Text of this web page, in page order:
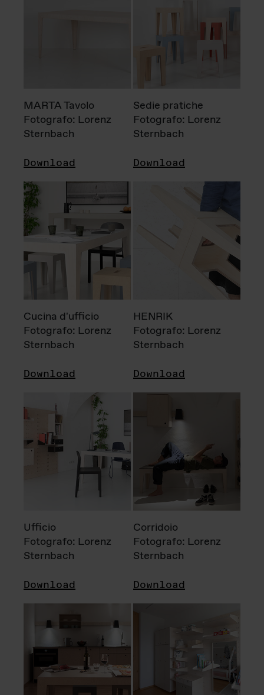
MARTA Tavolo
Fotografo: Lorenz
Sternbach
Download
Sedie pratiche
Fotografo: Lorenz
Sternbach
Download
Cucina d'ufficio
Fotografo: Lorenz
Sternbach
Download
HENRIK
Fotografo: Lorenz
Sternbach
Download
Ufficio
Fotografo: Lorenz
Sternbach
Download
Corridoio
Fotografo: Lorenz
Sternbach
Download